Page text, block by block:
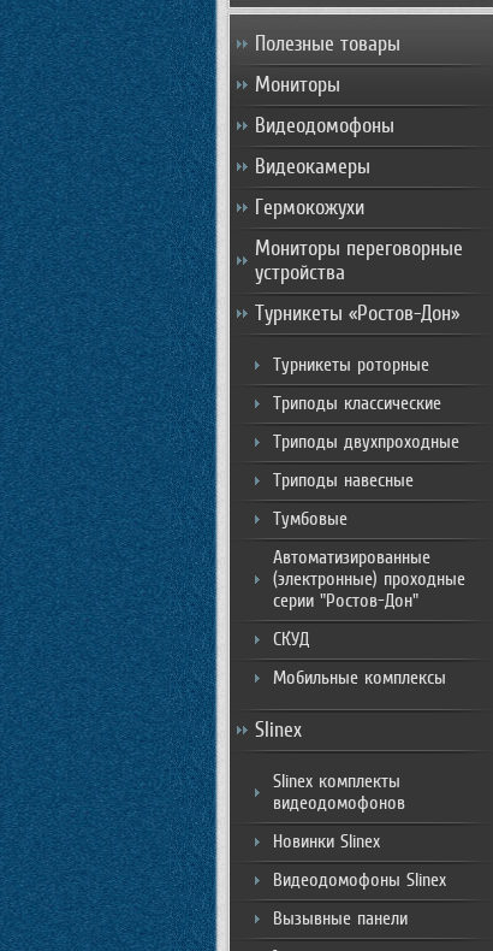
Полезные товары
Мониторы
Видеодомофоны
Видеокамеры
Гермокожухи
Мониторы переговорные
устройства
Турникеты «Ростов-Дон»
Турникеты роторные
Триподы классические
Триподы двухпроходные
Триподы навесные
Тумбовые
Автоматизированные
(электронные) проходные
серии "Ростов-Дон"
СКУД
Мобильные комплексы
Slinex
Slinex комплекты
видеодомофонов
Новинки Slinex
Видеодомофоны Slinex
Вызывные панели